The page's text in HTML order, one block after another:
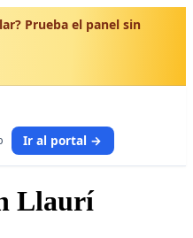
Prueba el panel sin
Ir al portal →
Llaurí